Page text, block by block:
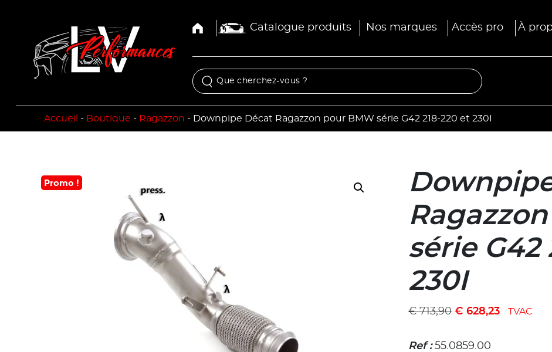
Catalogue produits Nos marques Accès pro À
Accueil - Boutique - Ragazzon - Downpipe Décat Ragazzon pour BMW série G42 218-220 et 230I
Promo !
série G42
230I
€713,90 € 628,23 TVAC
Ref :55.0859.00